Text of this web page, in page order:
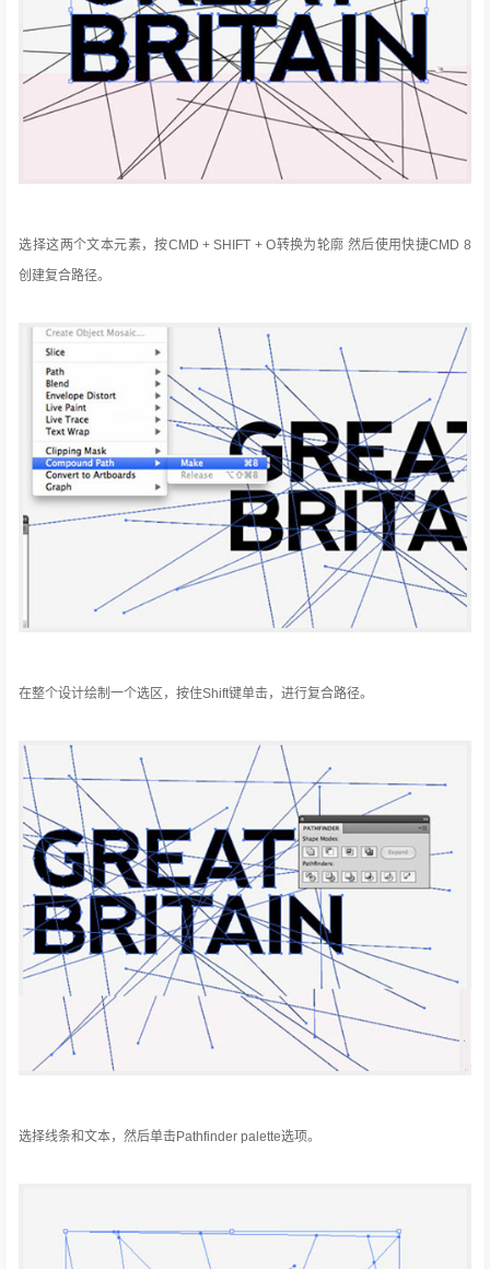
选择这两个文本元素，按CMD + SHIFT + O转换为轮廓 然后使用快捷CMD 8
创建复合路径。
在整个设计绘制一个选区，按住Shift键单击，进行复合路径。
选择线条和文本，然后单击Pathfinder palette选项。